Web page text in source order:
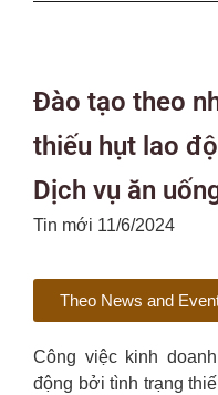
Đào tạo theo
thiếu hụt lao
Dịch vụ ăn
Tin mới 11/6/2024
Theo News and
Công việc kinh
động bởi tình trạng